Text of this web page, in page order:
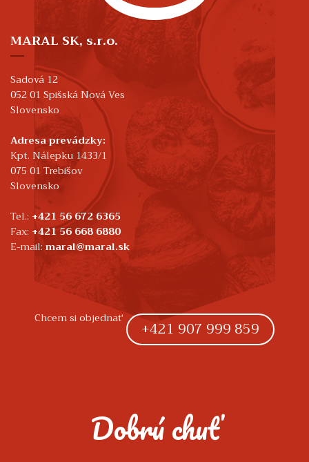
MARAL SK, s.r.o.
Sadová 12
052 01 Spišská Nová Ves
Slovensko
Adresa prevádzky:
Kpt. Nálepku 1433/1
075 01 Trebišov
Slovensko
Tel.: +421 56 672 6365
Fax: +421 56 668 6880
E-mail:maral@maral.sk
Chcem si objednať +421 907 999 859
Dobrú chuť